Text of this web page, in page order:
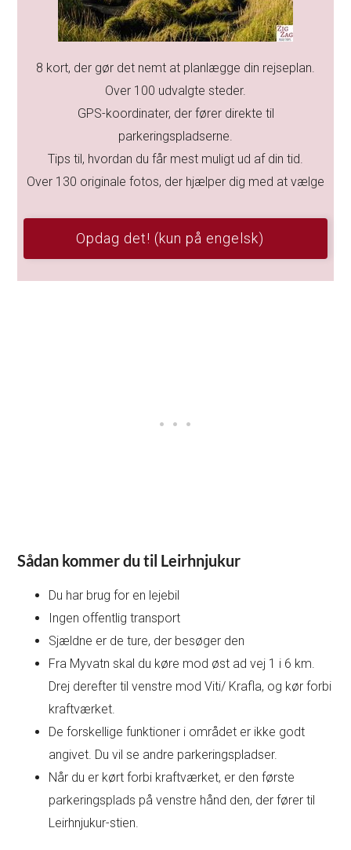
8 kort, der gør det nemt at planlægge din rejseplan.
Over 100 udvalgte steder.
GPS-koordinater, der fører direkte til
parkeringspladserne.
Tips til, hvordan du får mest muligt ud af din tid.
Over 130 originale fotos, der hjælper dig med at vælge
Opdag det! (kun på engelsk)
Sådan kommer du til Leirhnjukur
Du har brug for en lejebil
Ingen offentlig transport
Sjældne er de ture, der besøger den
Fra Myvatn skal du køre mod øst ad vej 1 i 6 km.
Drej derefter til venstre mod Viti/ Krafla, og kør forbi
kraftværket.
De forskellige funktioner i området er ikke godt
angivet. Du vil se andre parkeringspladser.
Når du er kørt forbi kraftværket, er den første
parkeringsplads på venstre hånd den, der fører til
Leirhnjukur-stien.